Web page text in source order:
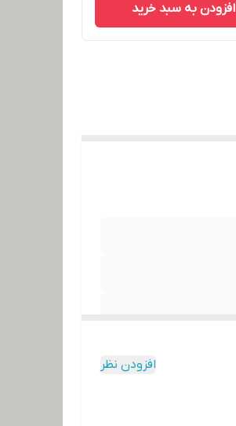
افزودن به سبد خرید
افزودن نظر